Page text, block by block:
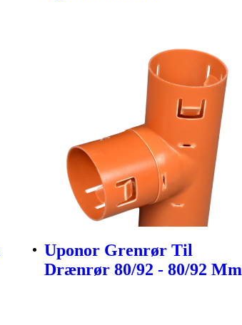
Uponor Grenrør Til
Drænrør 80/92 - 80/92 Mm